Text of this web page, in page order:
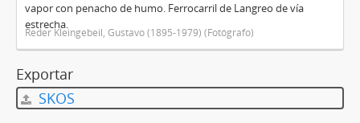
vapor con penacho de humo. Ferrocarril de Langreo de vía
estrecha.
Reder Kleingebeil, Gustavo (1895-1979) (Fotógrafo)
Exportar
SKOS